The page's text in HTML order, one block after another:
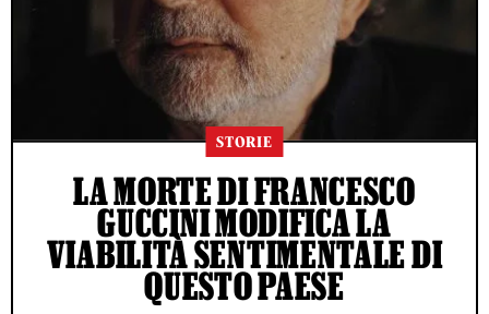
STORIE
LA MORTE DI FRANCESCO
GUCCINI MODIFICA LA
VIABILITÀ SENTIMENTALE DI
QUESTO PAESE